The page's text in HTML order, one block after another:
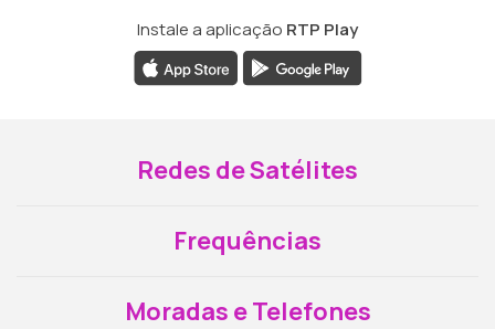
Instale a aplicação RTP Play
Redes de Satélites
Frequências
Moradas e Telefones